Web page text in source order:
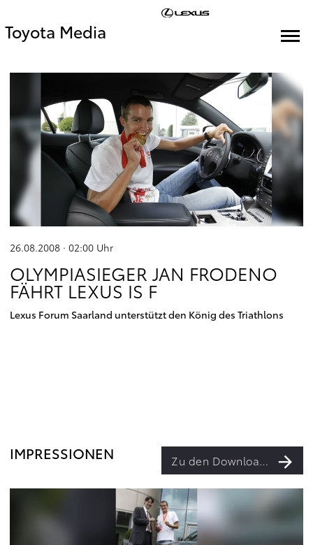
Toyota Media
26.08.2008 · 02:00 Uhr
OLYMPIASIEGER JAN FRODENO
FÄHRT LEXUS IS F
Lexus Forum Saarland unterstützt den König des Triathlons
IMPRESSIONEN Zu den Downloads